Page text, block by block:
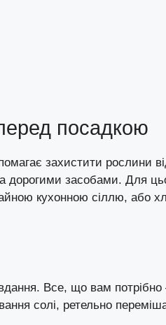
посадкою
захистити рослини
дорогими засобами. Для
кухонною сіллю, або
Все, що вам
солі, ретельно